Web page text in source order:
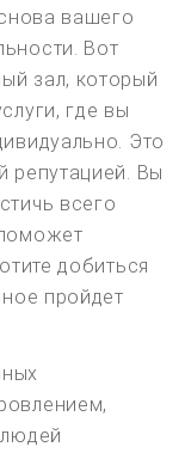
вашего
Вот
зал, который
где вы
Это
репутацией. Вы
всего
добиться
пройдет